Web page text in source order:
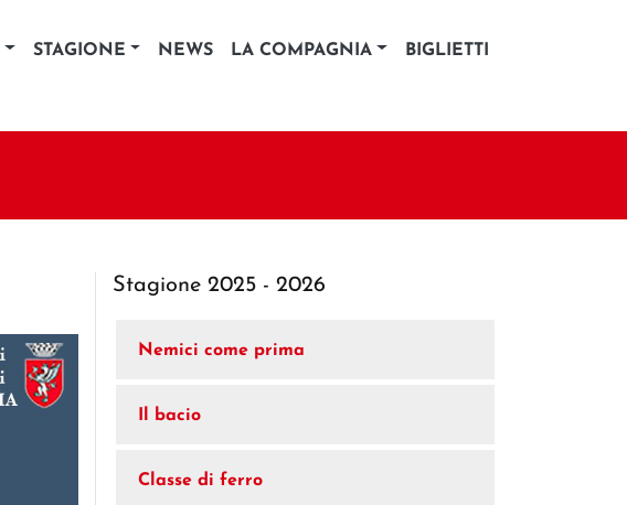
STAGIONE NEWS LA COMPAGNIA BIGLIETTI
Stagione 2025 - 2026
Nemici come prima
Il bacio
Classe di ferro